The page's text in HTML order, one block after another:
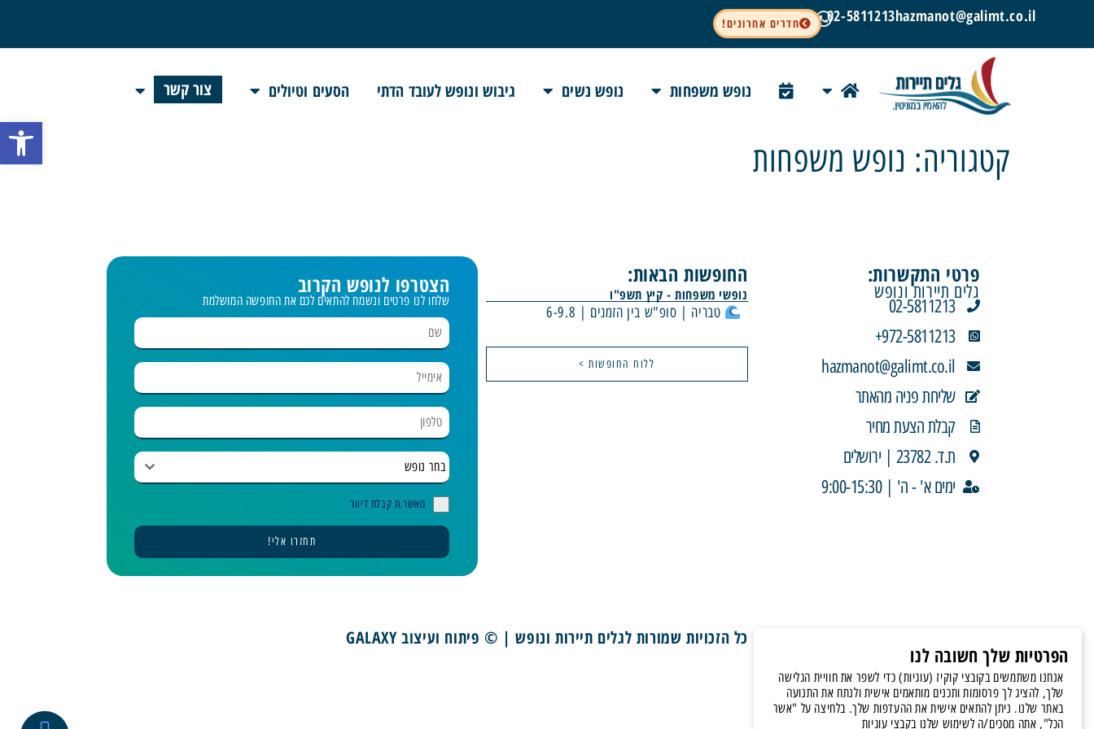
hazmanot@galimt.co.il
02-5811213 חדרים אחרונים!
נופש משפחות נופש נשים גיבוש ונופש לעובד הדתי הסעים וטיולים צור קשר
קטגוריה: נופש משפחות
פרטי התקשרות:
גלים תיירות ונופש
02-5811213
972-5811213+
hazmanot@galimt.co.il
שליחת פניה מהאתר
קבלת הצעת מחיר
ת.ד. 23782 | ירושלים
ימים א' - ה' | 9:00-15:30
החופשות הבאות:
נופשי משפחות - קיץ תשפ"ו
טבריה | אמצ"ש בין הזמנים | 9-13.8
טבריה | סופ"ש בין הזמנים | 6-9.8
ללוח החופשות >
הצטרפו לנופש הקרוב
שלחו לנו פרטים ונשמח להתאים לכם את החופשה המושלמת
בחר נופש
מאשר.ת קבלת דיוור
תחזרו אלי!
כל הזכויות שמורות לגלים תיירות ונופש | © פיתוח ועיצוב GALAXY
הפרטיות שלך חשובה לנו
אנחנו משתמשים בקובצי קוקיז (עוגיות) כדי לשפר את חוויית הגלישה
שלך, להציג לך פרסומות ותכנים מותאמים אישית ולנתח את התנועה
באתר שלנו. ניתן להתאים אישית את ההעדפות שלך. בלחיצה על "אשר
הכל", אתה מסכים/ה לשימוש שלנו בקבצי עוגיות